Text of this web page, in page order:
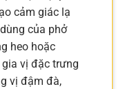
cảm giác lạ
của phở
heo hoặc
vị đặc trưng
vị đậm đà,